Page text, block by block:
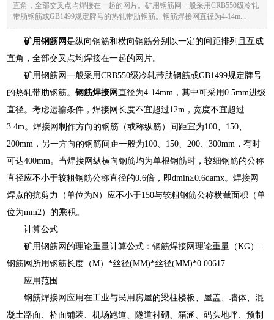
直角，全部交叉点均焊接在一起的网片。矿用钢筋网一般采用CRB550级冷轧
带肋钢筋或GB1499规定牌号的热轧带肋钢筋。钢筋焊接网直径为4-14m...
矿用钢筋网是纵向钢筋和横向钢筋分别以一定的间距排列且互成
直角，全部交叉点均焊接在一起的网片。
矿用钢筋网一般采用CRB550级冷轧带肋钢筋或GB1499规定牌号
的热轧带肋钢筋。钢筋焊接网直径为4-14mm，其中可采用0.5mm进级
直径。考虑运输条件，焊接网长度不宜超过12m，宽度不宜超过
3.4m。焊接网制作方向的钢筋（或称纵筋）间距宜为100、150、
200mm，另一方向的钢筋间距一般为100、150、200、300mm，有时
可达400mm。当焊接网纵横向钢筋均为单根钢筋时，较细钢筋的公称
直径应不小于较粗钢筋公称直径的0.6倍，即dmin≥0.6damx。焊接网
焊点的抗剪力（单位为N）应不小于150与较粗钢筋公称横截面积（单
位为mm2）的乘积。
计算公式
矿用钢筋网的理论重量计算公式：钢筋焊接网理论重量（KG）=
钢筋网所用钢筋长度（M）*丝径(MM)*丝径(MM)*0.00617
应用范围
钢筋焊接网应用在工业与民用房屋的梁柱楼板、屋盖、墙体、混
凝土路面、桥面铺装、机场跑道、隧道衬砌、箱涵、码头地坪、预制